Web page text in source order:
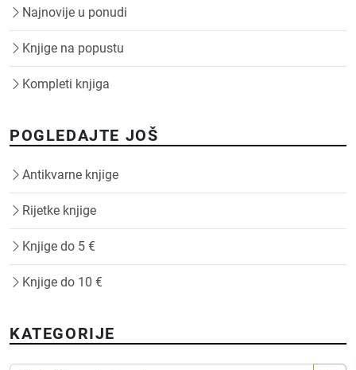
Najnovije u ponudi
Knjige na popustu
Kompleti knjiga
POGLEDAJTE JOŠ
Antikvarne knjige
Rijetke knjige
Knjige do 5 €
Knjige do 10 €
KATEGORIJE